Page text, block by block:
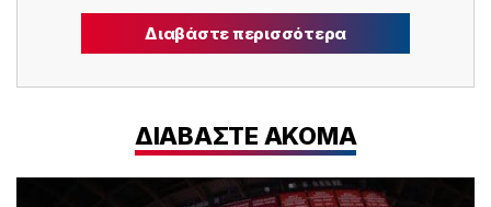
Διαβάστε περισσότερα
ΔΙΑΒΑΣΤΕ ΑΚΟΜΑ